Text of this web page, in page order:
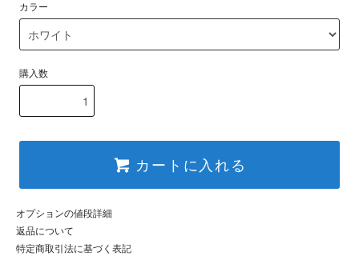
カラー
購入数
カートに入れる
オプションの値段詳細
返品について
特定商取引法に基づく表記